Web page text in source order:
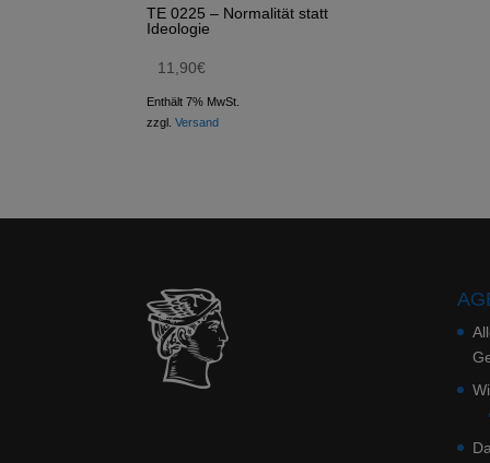
TE 0225 – Normalität statt
Ideologie
11,90€
Enthält 7% MwSt.
zzgl.Versand